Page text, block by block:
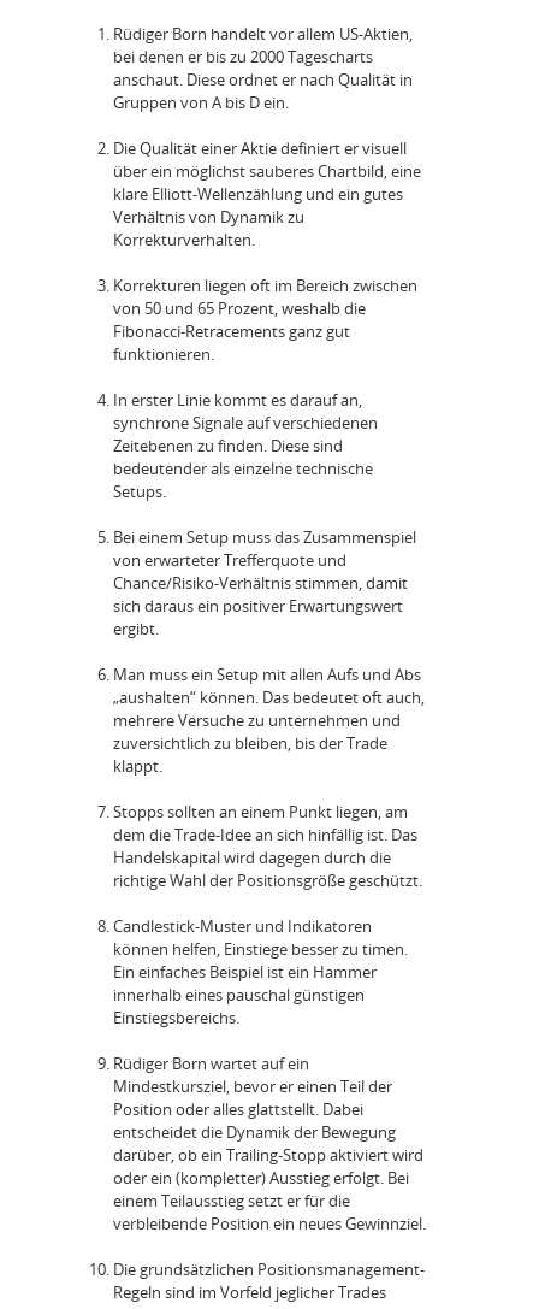
Rüdiger Born handelt vor allem US-Aktien,
bei denen er bis zu 2000 Tagescharts
anschaut. Diese ordnet er nach Qualität in
Gruppen von A bis D ein.
Die Qualität einer Aktie definiert er visuell
über ein möglichst sauberes Chartbild, eine
klare Elliott-Wellenzählung und ein gutes
Verhältnis von Dynamik zu
Korrekturverhalten.
Korrekturen liegen oft im Bereich zwischen
von 50 und 65 Prozent, weshalb die
Fibonacci-Retracements ganz gut
funktionieren.
In erster Linie kommt es darauf an,
synchrone Signale auf verschiedenen
Zeitebenen zu finden. Diese sind
bedeutender als einzelne technische
Setups.
Bei einem Setup muss das Zusammenspiel
von erwarteter Trefferquote und
Chance/Risiko-Verhältnis stimmen, damit
sich daraus ein positiver Erwartungswert
ergibt.
Man muss ein Setup mit allen Aufs und Abs
„aushalten“ können. Das bedeutet oft auch,
mehrere Versuche zu unternehmen und
zuversichtlich zu bleiben, bis der Trade
klappt.
Stopps sollten an einem Punkt liegen, am
dem die Trade-Idee an sich hinfällig ist. Das
Handelskapital wird dagegen durch die
richtige Wahl der Positionsgröße geschützt.
Candlestick-Muster und Indikatoren
können helfen, Einstiege besser zu timen.
Ein einfaches Beispiel ist ein Hammer
innerhalb eines pauschal günstigen
Einstiegsbereichs.
Rüdiger Born wartet auf ein
Mindestkursziel, bevor er einen Teil der
Position oder alles glattstellt. Dabei
entscheidet die Dynamik der Bewegung
darüber, ob ein Trailing-Stopp aktiviert wird
oder ein (kompletter) Ausstieg erfolgt. Bei
einem Teilausstieg setzt er für die
verbleibende Position ein neues Gewinnziel.
Die grundsätzlichen Positionsmanagement-
Regeln sind im Vorfeld jeglicher Trades